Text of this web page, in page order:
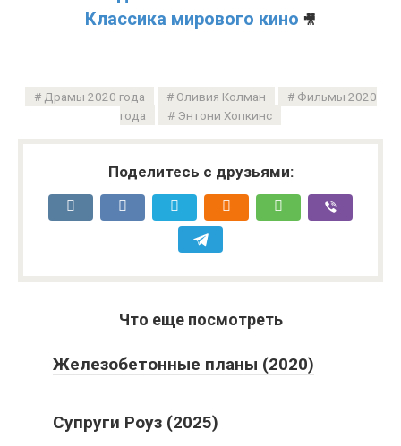
Классика мирового кино 🎥
Драмы 2020 года Оливия Колман
Фильмы 2020
года
Энтони Хопкинс
Поделитесь с друзьями:
Что еще посмотреть
Железобетонные планы (2020)
Супруги Роуз (2025)